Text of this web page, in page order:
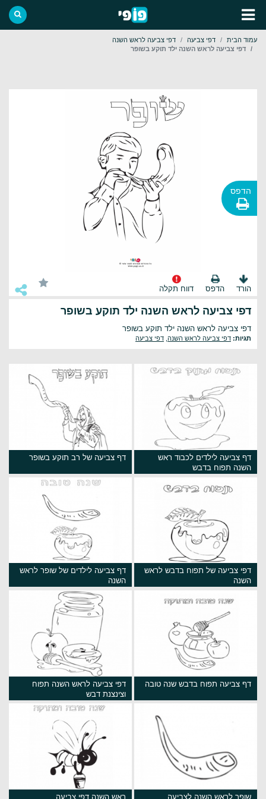
עמוד הבית דפי צביעה
דפי צביעה לראש השנה
דפי צביעה לראש השנה ילד תוקע בשופר
הדפס
הורד הדפס דווח תקלה
דפי צביעה לראש השנה ילד תוקע בשופר
דפי צביעה לראש השנה ילד תוקע בשופר
תגיות: דפי צביעה לראש השנה דפי צביעה
דף צביעה לילדים לכבוד ראש
השנה תפוח בדבש
דף צביעה של רב תוקע בשופר
דפי צביעה של תפוח בדבש לראש
השנה
דף צביעה לילדים של שופר לראש
השנה
דף צביעה תפוח בדבש שנה טובה
דפי צביעה לראש השנה תפוח
וצינצנת דבש
שופר לראש השנה לצביעה ראש השנה דפי צביעה